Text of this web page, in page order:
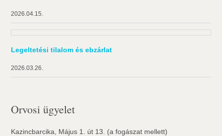
2026.04.15.
Legeltetési tilalom és ebzárlat
2026.03.26.
Orvosi ügyelet
Kazincbarcika, Május 1. út 13. (a fogászat mellett)